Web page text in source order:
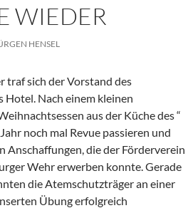
WIEDER
HENSEL
traf sich der Vorstand des
Nach einem kleinen
aus der Küche des “
noch mal Revue passieren und
Anschaffungen, die der Förderverein
Wehr erwerben konnte. Gerade
die Atemschutzträger an einer
Übung erfolgreich